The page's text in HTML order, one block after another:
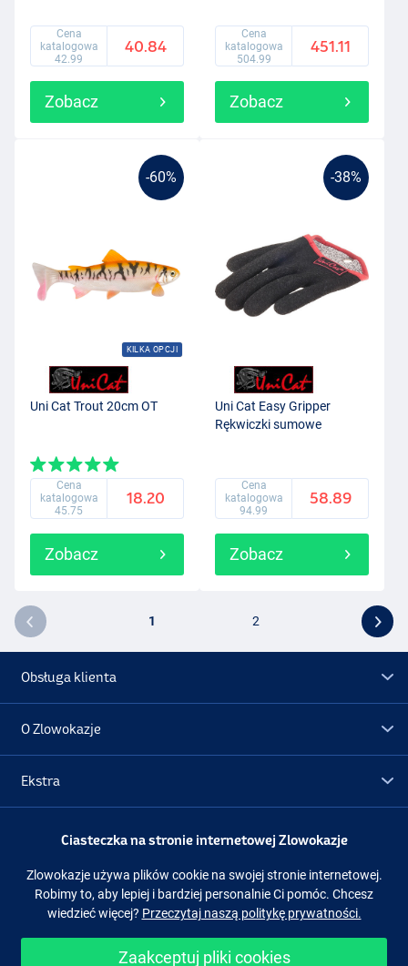
Cena
katalogowa
42.99
40.84
Zobacz
Cena
katalogowa
504.99
451.11
Zobacz
-60%
KILKA OPCJI
Uni Cat Trout 20cm OT
Cena
katalogowa
45.75
18.20
Zobacz
-38%
Uni Cat Easy Gripper
Rękwiczki sumowe
Cena
katalogowa
94.99
58.89
Zobacz
1 2
Obsługa klienta
O Zlowokazje
Ekstra
Promocje
Obserwuj nas Facebook Instagram
Ciasteczka na stronie internetowej Zlowokazje
Zlowokazje używa plików cookie na swojej stronie internetowej.
Robimy to, aby lepiej i bardziej personalnie Ci pomóc. Chcesz
wiedzieć więcej? Przeczytaj naszą politykę prywatności.
Zaakceptuj pliki cookies